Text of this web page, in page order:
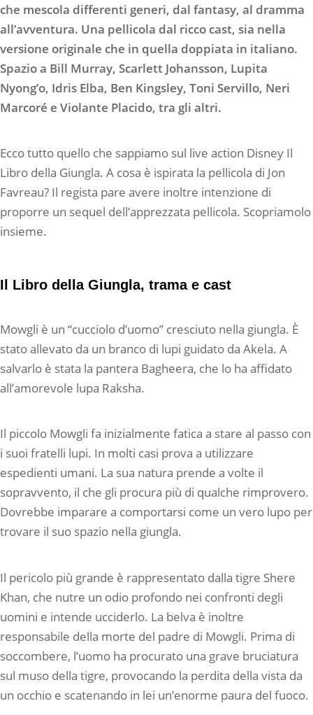
che mescola differenti generi, dal fantasy, al dramma
all’avventura. Una pellicola dal ricco cast, sia nella
versione originale che in quella doppiata in italiano.
Spazio a Bill Murray, Scarlett Johansson, Lupita
Nyong’o, Idris Elba, Ben Kingsley, Toni Servillo, Neri
Marcoré e Violante Placido, tra gli altri.
Ecco tutto quello che sappiamo sul live action Disney Il
Libro della Giungla. A cosa è ispirata la pellicola di Jon
Favreau? Il regista pare avere inoltre intenzione di
proporre un sequel dell’apprezzata pellicola. Scopriamolo
insieme.
Il Libro della Giungla, trama e cast
Mowgli è un “cucciolo d’uomo” cresciuto nella giungla. È
stato allevato da un branco di lupi guidato da Akela. A
salvarlo è stata la pantera Bagheera, che lo ha affidato
all’amorevole lupa Raksha.
Il piccolo Mowgli fa inizialmente fatica a stare al passo con
i suoi fratelli lupi. In molti casi prova a utilizzare
espedienti umani. La sua natura prende a volte il
sopravvento, il che gli procura più di qualche rimprovero.
Dovrebbe imparare a comportarsi come un vero lupo per
trovare il suo spazio nella giungla.
Il pericolo più grande è rappresentato dalla tigre Shere
Khan, che nutre un odio profondo nei confronti degli
uomini e intende ucciderlo. La belva è inoltre
responsabile della morte del padre di Mowgli. Prima di
soccombere, l’uomo ha procurato una grave bruciatura
sul muso della tigre, provocando la perdita della vista da
un occhio e scatenando in lei un’enorme paura del fuoco.